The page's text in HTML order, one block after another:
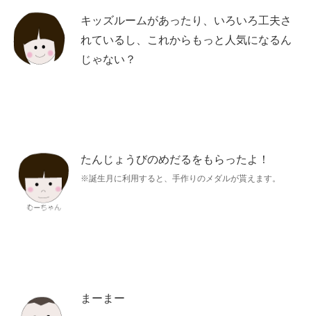
キッズルームがあったり、いろいろ工夫さ
れているし、これからもっと人気になるん
じゃない？
たんじょうびのめだるをもらったよ！
※誕生月に利用すると、手作りのメダルが貰えます。
まーまー